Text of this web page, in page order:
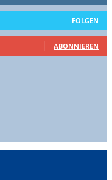
FOLGEN
ABONNIEREN